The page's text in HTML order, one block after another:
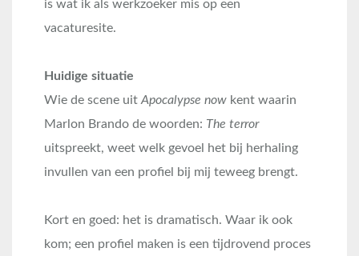
is wat ik als werkzoeker mis op een
vacaturesite.
Huidige situatie
Wie de scene uit Apocalypse now kent waarin
Marlon Brando de woorden: The terror
uitspreekt, weet welk gevoel het bij herhaling
invullen van een profiel bij mij teweeg brengt.
Kort en goed: het is dramatisch. Waar ik ook
kom; een profiel maken is een tijdrovend proces